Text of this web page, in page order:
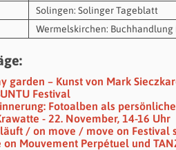
Solingen: Solinger Tageblatt
Wermelskirchen: Buchhandlung
garden – Kunst von Mark
Festival
Fotoalben als
- 22. November, 14-16 Uhr
/ on move / move on Festival
Mouvement Perpétuel und